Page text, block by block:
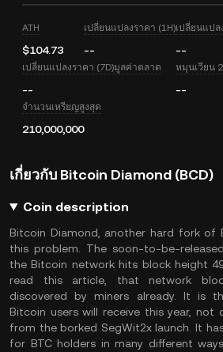
ATH
$104.73
เปลี่ยนแปลงราคา (1H)
--
เปลี่ยนแปล
--
เปลี่ยนแปลงราคา (7D)
--
มูลค่าตลาด หมุนเวียน
--
จำนวนเหรียญสูงสุด
210,000,000
เกี่ยวกับ Bitcoin Diamond (BCD)
Coin description
Bitcoin Diamond, another hard fork of
this problem. The soon-to-be-
the Bitcoin network hits block height
read this article, that network
discovered by miners already. It is
Bitcoin users will receive this year, not
from the borked SegWit2x launch. It
for BTC holders in many different